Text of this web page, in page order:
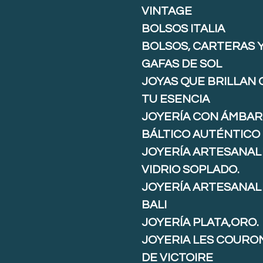
VINTAGE
BOLSOS ITALIA
BOLSOS, CARTERAS
GAFAS DE SOL
JOYAS QUE BRILLAN
TU ESENCIA
JOYERÍA CON ÁMBAR
BÁLTICO AUTÉNTICO
JOYERÍA ARTESANAL
VIDRIO SOPLADO.
JOYERÍA ARTESANAL
BALI
JOYERÍA PLATA,ORO.
JOYERIA LES
DE VICTOIRE